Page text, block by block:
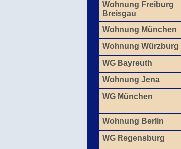
Wohnung Freiburg
Breisgau
Wohnung München
Wohnung Würzburg
WG Bayreuth
Wohnung Jena
WG München
Wohnung Berlin
WG Regensburg